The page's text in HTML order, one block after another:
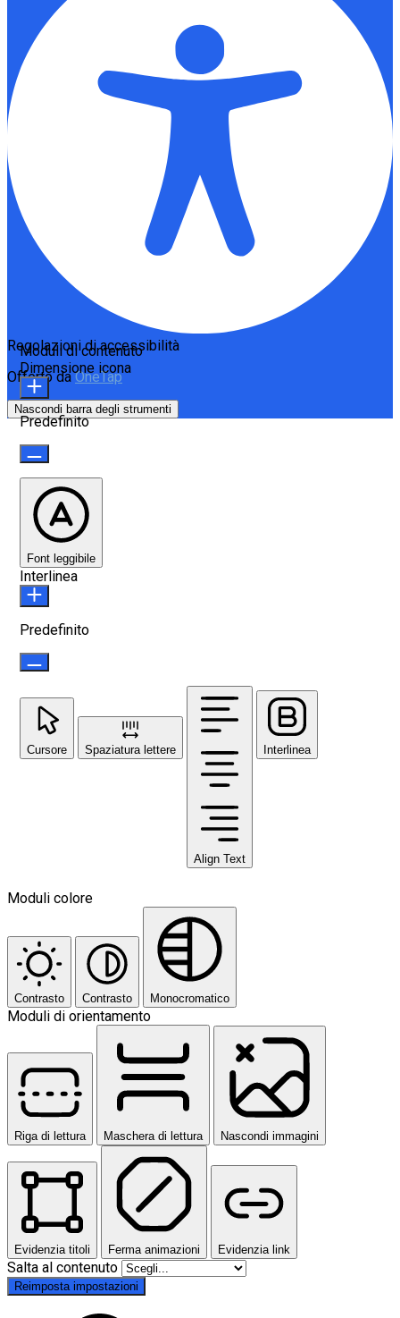
Regolazioni di accessibilità
Offerto daOneTap
Nascondi barra degli strumenti
Moduli di contenuto
Dimensione icona
Predefinito
Font leggibile
Interlinea
Predefinito
Cursore Spaziatura lettere
Align Text
Interlinea
Moduli colore
Contrasto Contrasto Monocromatico
Moduli di orientamento
Riga di lettura Maschera di lettura Nascondi immagini
Evidenzia titoli Ferma animazioni Evidenzia link
Salta al contenuto
Reimposta impostazioni